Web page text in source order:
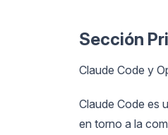
Sección
Claude Code y
Claude Code es
en torno a la